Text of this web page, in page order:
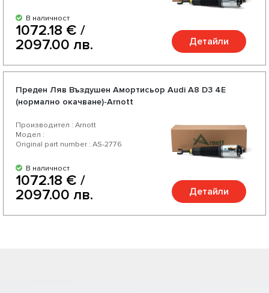
В наличност
1072.18 € /
2097.00 лв.
Детайли
Преден Ляв Въздушен Амортисьор Audi A8 D3 4E
(нормално окачване)-Arnott
Производител : Arnott
Модел :
Original part number : AS-2776
В наличност
1072.18 € /
2097.00 лв.
Детайли